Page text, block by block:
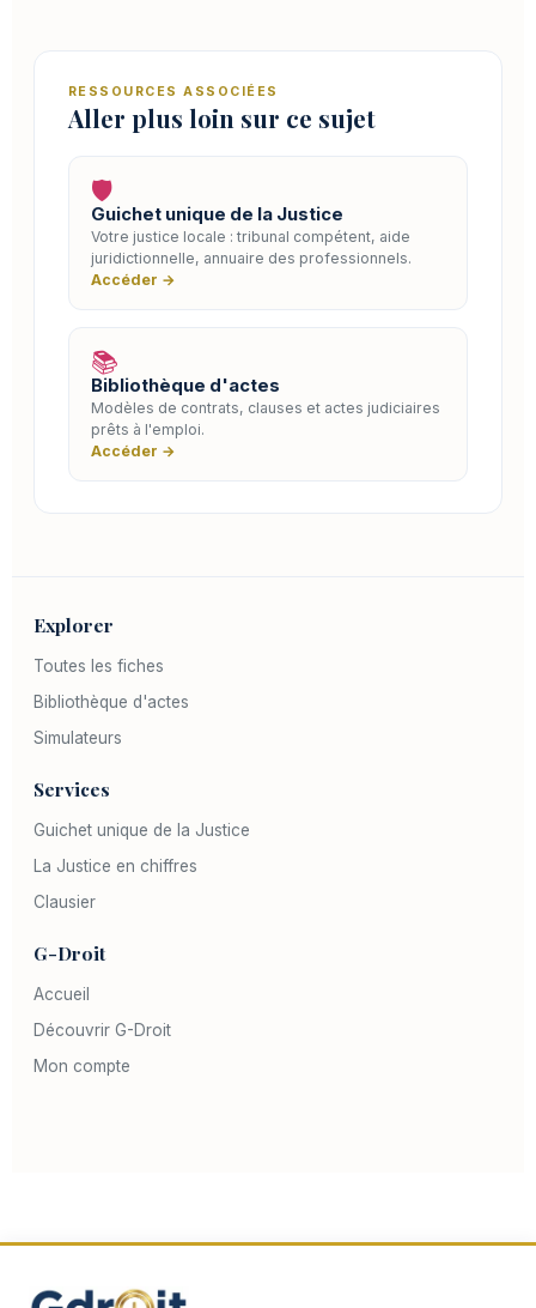
RESSOURCES ASSOCIÉES
Aller plus loin sur ce sujet
🛡️
Guichet unique de la Justice
Votre justice locale : tribunal compétent, aide
juridictionnelle, annuaire des professionnels.
Accéder →
📚
Bibliothèque d'actes
Modèles de contrats, clauses et actes judiciaires
prêts à l'emploi.
Accéder →
Explorer
Toutes les fiches
Bibliothèque d'actes
Simulateurs
Services
Guichet unique de la Justice
La Justice en chiffres
Clausier
G-Droit
Accueil
Découvrir G-Droit
Mon compte